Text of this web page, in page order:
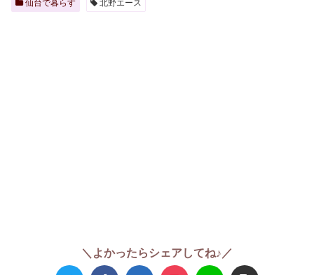
仙台で暮らす 北野エース
＼よかったらシェアしてね♪／